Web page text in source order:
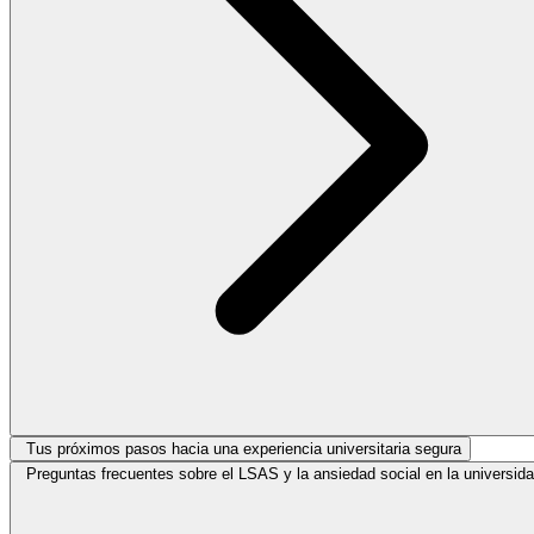
Tus próximos pasos hacia una experiencia universitaria segura
Preguntas frecuentes sobre el LSAS y la ansiedad social en la